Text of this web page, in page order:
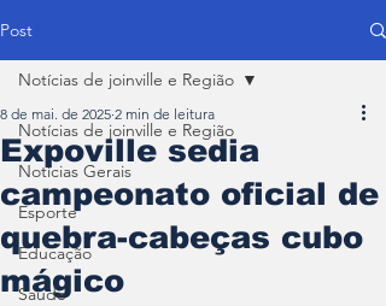
Post
Notícias de joinville e Região
Notícias Gerais
Esporte
Educação
Saúde
Notícias de joinville e Região
Expoville sedia
campeonato oficial de
quebra-cabeças cubo
mágico
8 de mai. de 2025 2 min de leitura